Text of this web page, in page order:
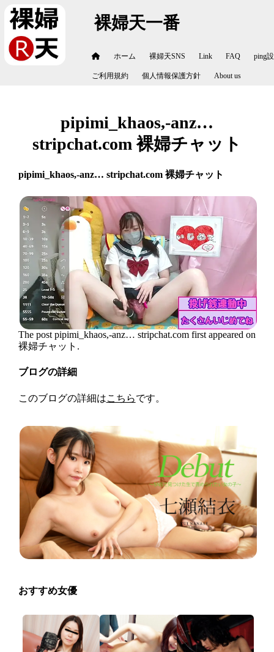
裸婦天一番
ホーム 裸婦天SNS Link FAQ ping
ご利用規約 個人情報保護方針 About us
pipimi_khaos,-anz…
stripchat.com 裸婦チャット
pipimi_khaos,-anz… stripchat.com 裸婦チャット
The post pipimi_khaos,-anz… stripchat.com first appeared on
裸婦チャット.
ブログの詳細
このブログの詳細はこちらです。
おすすめ女優